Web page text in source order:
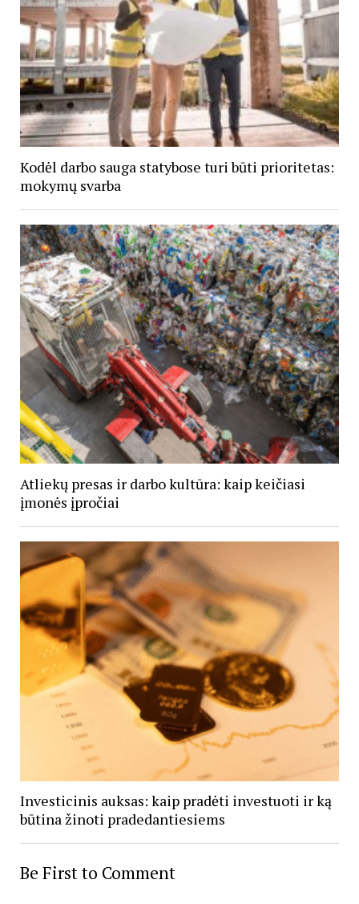
Kodėl darbo sauga statybose turi būti prioritetas:
mokymų svarba
Atliekų presas ir darbo kultūra: kaip keičiasi
įmonės įpročiai
Investicinis auksas: kaip pradėti investuoti ir ką
būtina žinoti pradedantiesiems
Be First to Comment